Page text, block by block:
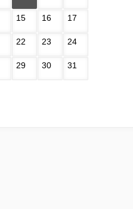
15 16 17
22 23 24
29 30 31